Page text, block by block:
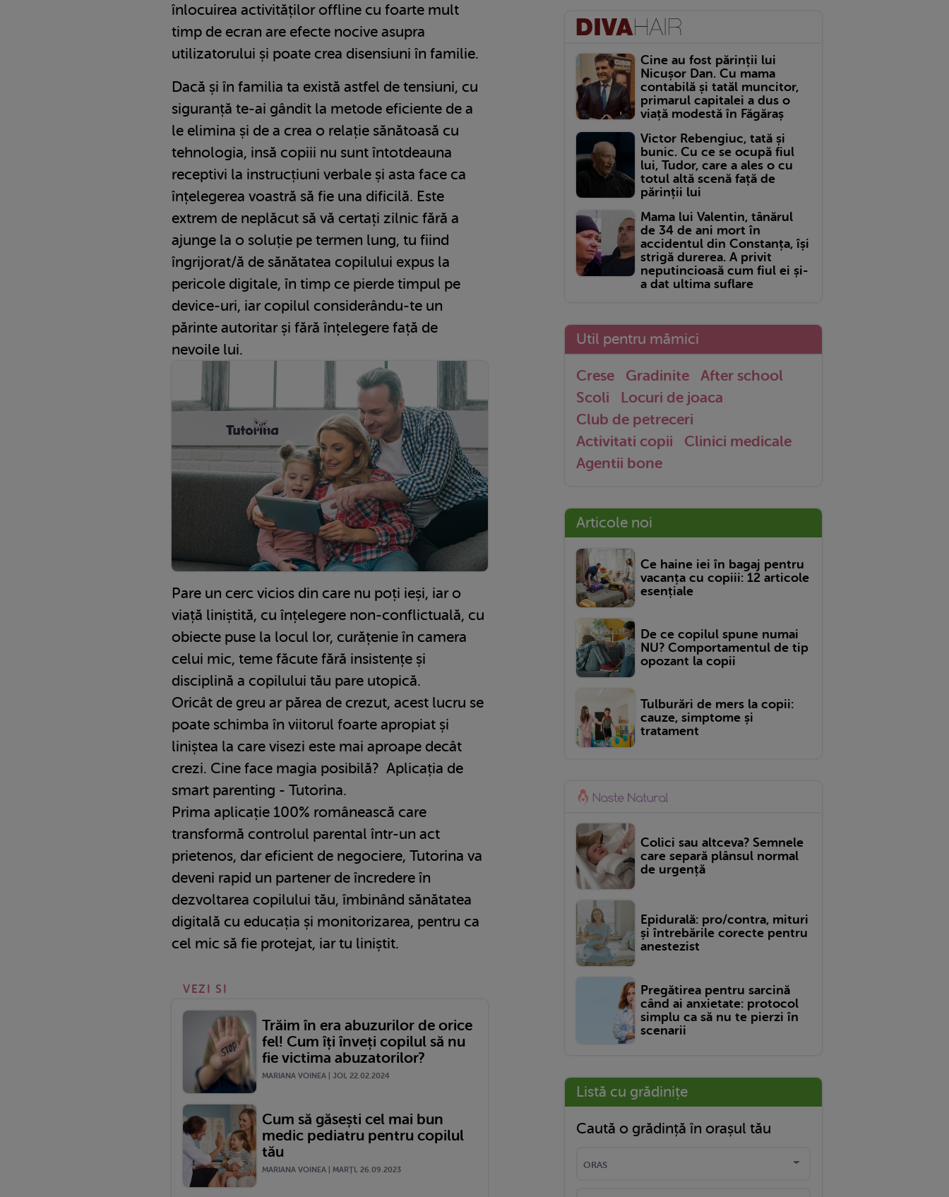
înlocuirea activităților offline cu foarte mult
timp de ecran are efecte nocive asupra
utilizatorului și poate crea disensiuni în familie.
Dacă și în familia ta există astfel de tensiuni, cu
siguranță te-ai gândit la metode eficiente de a
le elimina și de a crea o relație sănătoasă cu
tehnologia, insă copiii nu sunt întotdeauna
receptivi la instrucțiuni verbale și asta face ca
înțelegerea voastră să fie una dificilă. Este
extrem de neplăcut să vă certați zilnic fără a
ajunge la o soluție pe termen lung, tu fiind
îngrijorat/ă de sănătatea copilului expus la
pericole digitale, în timp ce pierde timpul pe
device-uri, iar copilul considerându-te un
părinte autoritar și fără înțelegere față de
nevoile lui.
Pare un cerc vicios din care nu poți ieși, iar o
viață liniștită, cu înțelegere non-conflictuală, cu
obiecte puse la locul lor, curățenie în camera
celui mic, teme făcute fără insistențe și
disciplină a copilului tău pare utopică.
Oricât de greu ar părea de crezut, acest lucru se
poate schimba în viitorul foarte apropiat și
liniștea la care visezi este mai aproape decât
crezi. Cine face magia posibilă? Aplicația de
smart parenting - Tutorina.
Prima aplicație 100% românească care
transformă controlul parental într-un act
prietenos, dar eficient de negociere, Tutorina va
deveni rapid un partener de încredere în
dezvoltarea copilului tău, îmbinând sănătatea
digitală cu educația și monitorizarea, pentru ca
cel mic să fie protejat, iar tu liniștit.
VEZI SI
Trăim în era abuzurilor de orice
fel! Cum îți înveți copilul să nu
fie victima abuzatorilor?
MARIANA VOINEA | JOI, 22.02.2024
Cum să găsești cel mai bun
medic pediatru pentru copilul
tău
MARIANA VOINEA | MARŢI, 26.09.2023
Cine au fost părinții lui
Nicușor Dan. Cu mama
contabilă și tatăl muncitor,
primarul capitalei a dus o
viață modestă în Făgăraș
Victor Rebengiuc, tată și
bunic. Cu ce se ocupă fiul
lui, Tudor, care a ales o cu
totul altă scenă față de
părinții lui
Mama lui Valentin, tânărul
de 34 de ani mort în
accidentul din Constanța, își
strigă durerea. A privit
neputincioasă cum fiul ei și-
a dat ultima suflare
Util pentru mămici
Crese Gradinite
After school
Scoli
Locuri de joaca
Club de petreceri
Activitati copii
Clinici medicale
Agentii bone
Articole noi
Ce haine iei în bagaj pentru
vacanța cu copiii: 12 articole
esențiale
De ce copilul spune numai
NU? Comportamentul de tip
opozant la copii
Tulburări de mers la copii:
cauze, simptome și
tratament
Colici sau altceva? Semnele
care separă plânsul normal
de urgență
Epidurală: pro/contra, mituri
și întrebările corecte pentru
anestezist
Pregătirea pentru sarcină
când ai anxietate: protocol
simplu ca să nu te pierzi în
scenarii
Listă cu grădinițe
Caută o grădință în orașul tău